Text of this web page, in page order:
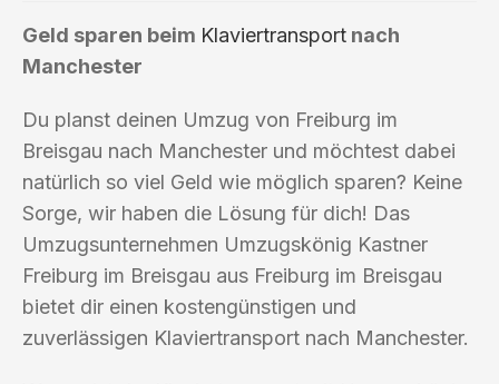
Geld sparen beim Klaviertransport nach
Manchester
Du planst deinen Umzug von Freiburg im
Breisgau nach Manchester und möchtest dabei
natürlich so viel Geld wie möglich sparen? Keine
Sorge, wir haben die Lösung für dich! Das
Umzugsunternehmen Umzugskönig Kastner
Freiburg im Breisgau aus Freiburg im Breisgau
bietet dir einen kostengünstigen und
zuverlässigen Klaviertransport nach Manchester.